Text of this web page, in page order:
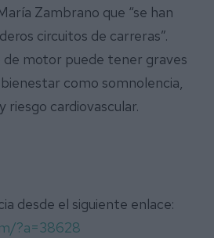
Zambrano que “se han
circuitos de carreras”.
de motor puede tener graves
como somnolencia,
cardiovascular.
desde el siguiente enlace:
?a=38628